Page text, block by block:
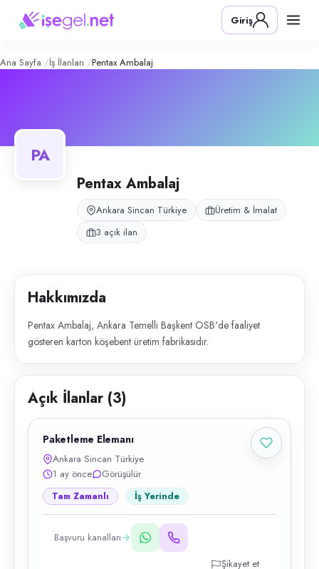
Ambalaj – Şirket Profili
Konum:
Pentax Ambalaj, Ankara Temelli Başkent OSB'de faaliyet gösteren
Makine Operatörü
Giriş
Ana Sayfa İş İlanları Pentax Ambalaj
PA
Pentax Ambalaj
Ankara Sincan Türkiye
Üretim & İmalat
3 açık ilan
Hakkımızda
Pentax Ambalaj, Ankara Temelli Başkent OSB'de faaliyet
gösteren karton köşebent üretim fabrikasıdır.
Açık İlanlar (3)
Paketleme Elemanı
Ankara Sincan Türkiye
1 ay önce
Görüşülür
Tam Zamanlı İş Yerinde
Başvuru kanalları
Şikayet et